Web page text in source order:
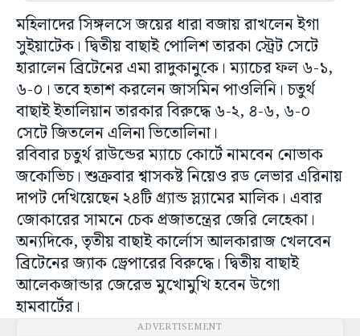
মহিলাদের সিঙ্গলসে জয়ের ধারা বজায় রাখলেন ইগা
সুইয়াটেক। দ্বিতীয় বাছাই পোলিশ তারকা স্ট্রেট সেটে
হারালেন ব্রিটেনের এমা রাদুকানুকে। ম্যাচের ফল ৬-১,
৬-০। তবে হতাশ করলেন জাসমিন পাওলিনি। চতুর্থ
বাছাই ইতালিয়ান তারকার বিরুদ্ধে ৬-২, ৪-৬, ৬-০
সেটে জিতলেন এলিনা ভিতোলিনা।
রবিবার চতুর্থ রাউন্ডের ম্যাচে কোর্টে নামবেন নোভাক
জকোভিচ। শুক্রবার শ্বাসকষ্ট নিয়েও রড লেভার এরিনায়
দাপট দেখিয়েছেন ২৪টি গ্র্যান্ড স্ল্যামের মালিক। এবার
জোকারের সামনে চেক প্রজাতন্ত্রের জেরি লেহেকা।
অন্যদিকে, তৃতীয় বাছাই কার্লোস আলকারাজ খেলবেন
ব্রিটেনের জ্যাক ড্রেপারের বিরুদ্ধে। দ্বিতীয় বাছাই
আলেকজান্ডার জেরেভ মুখোমুখি হবেন উগো
হামবার্টের।
ADVERTISEMENT